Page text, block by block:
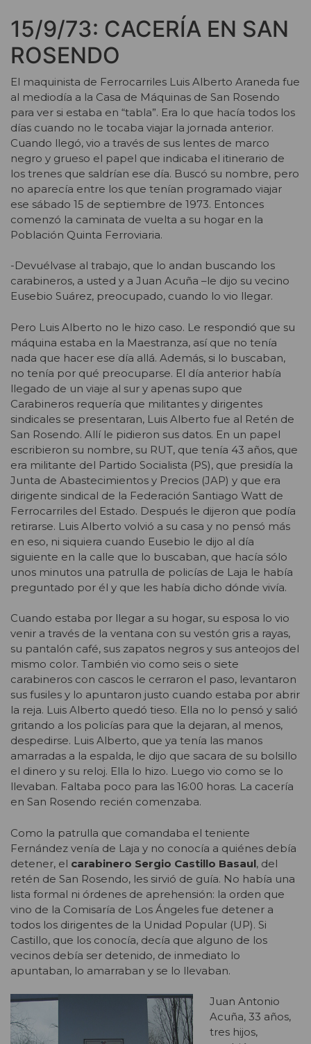
15/9/73: CACERÍA EN SAN
ROSENDO
El maquinista de Ferrocarriles Luis Alberto Araneda fue
al mediodía a la Casa de Máquinas de San Rosendo
para ver si estaba en “tabla”. Era lo que hacía todos los
días cuando no le tocaba viajar la jornada anterior.
Cuando llegó, vio a través de sus lentes de marco
negro y grueso el papel que indicaba el itinerario de
los trenes que saldrían ese día. Buscó su nombre, pero
no aparecía entre los que tenían programado viajar
ese sábado 15 de septiembre de 1973. Entonces
comenzó la caminata de vuelta a su hogar en la
Población Quinta Ferroviaria.
-Devuélvase al trabajo, que lo andan buscando los
carabineros, a usted y a Juan Acuña –le dijo su vecino
Eusebio Suárez, preocupado, cuando lo vio llegar.
Pero Luis Alberto no le hizo caso. Le respondió que su
máquina estaba en la Maestranza, así que no tenía
nada que hacer ese día allá. Además, si lo buscaban,
no tenía por qué preocuparse. El día anterior había
llegado de un viaje al sur y apenas supo que
Carabineros requería que militantes y dirigentes
sindicales se presentaran, Luis Alberto fue al Retén de
San Rosendo. Allí le pidieron sus datos. En un papel
escribieron su nombre, su RUT, que tenía 43 años, que
era militante del Partido Socialista (PS), que presidía la
Junta de Abastecimientos y Precios (JAP) y que era
dirigente sindical de la Federación Santiago Watt de
Ferrocarriles del Estado. Después le dijeron que podía
retirarse. Luis Alberto volvió a su casa y no pensó más
en eso, ni siquiera cuando Eusebio le dijo al día
siguiente en la calle que lo buscaban, que hacía sólo
unos minutos una patrulla de policías de Laja le había
preguntado por él y que les había dicho dónde vivía.
Cuando estaba por llegar a su hogar, su esposa lo vio
venir a través de la ventana con su vestón gris a rayas,
su pantalón café, sus zapatos negros y sus anteojos del
mismo color. También vio como seis o siete
carabineros con cascos le cerraron el paso, levantaron
sus fusiles y lo apuntaron justo cuando estaba por abrir
la reja. Luis Alberto quedó tieso. Ella no lo pensó y salió
gritando a los policías para que la dejaran, al menos,
despedirse. Luis Alberto, que ya tenía las manos
amarradas a la espalda, le dijo que sacara de su bolsillo
el dinero y su reloj. Ella lo hizo. Luego vio como se lo
llevaban. Faltaba poco para las 16:00 horas. La cacería
en San Rosendo recién comenzaba.
Como la patrulla que comandaba el teniente
Fernández venía de Laja y no conocía a quiénes debía
detener, el carabinero Sergio Castillo Basaul, del
retén de San Rosendo, les sirvió de guía. No había una
lista formal ni órdenes de aprehensión: la orden que
vino de la Comisaría de Los Ángeles fue detener a
todos los dirigentes de la Unidad Popular (UP). Si
Castillo, que los conocía, decía que alguno de los
vecinos debía ser detenido, de inmediato lo
apuntaban, lo amarraban y se lo llevaban.
Juan Antonio
Acuña, 33 años,
tres hijos,